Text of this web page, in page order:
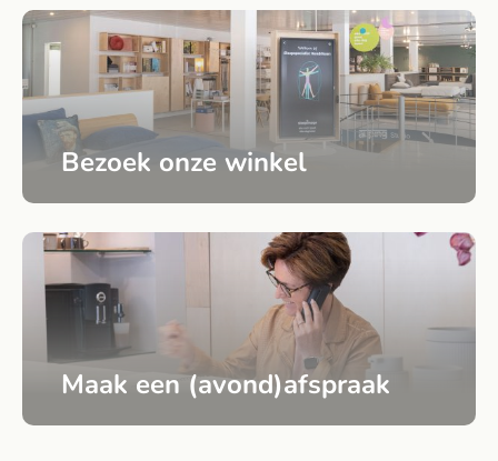
Bezoek onze winkel
Maak een (avond)afspraak